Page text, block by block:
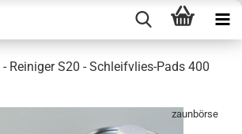
- Reiniger S20 - Schleifvlies-Pads 400
zaunbörse